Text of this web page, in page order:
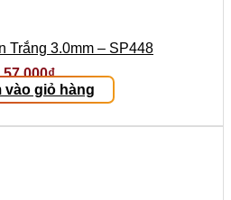
Trắng 3.0mm – SP448
57.000₫
vào giỏ hàng